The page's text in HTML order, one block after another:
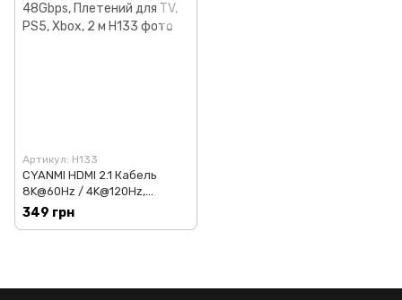
Артикул: H133
CYANMI HDMI 2.1 Кабель
8K@60Hz / 4K@120Hz,
48Gbps, Плетений для TV,
PS5, Xbox, 2 м
349 грн